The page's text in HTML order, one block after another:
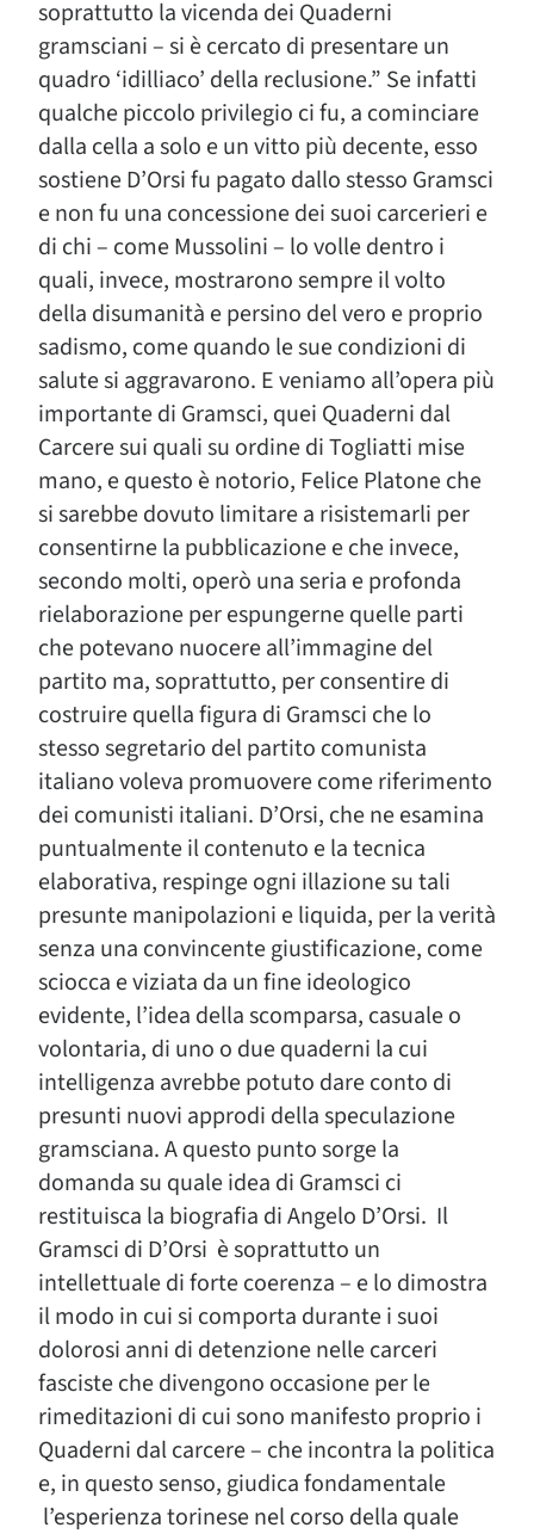
soprattutto la vicenda dei Quaderni
gramsciani – si è cercato di presentare un
quadro ‘idilliaco’ della reclusione.” Se infatti
qualche piccolo privilegio ci fu, a cominciare
dalla cella a solo e un vitto più decente, esso
sostiene D’Orsi fu pagato dallo stesso Gramsci
e non fu una concessione dei suoi carcerieri e
di chi – come Mussolini – lo volle dentro i
quali, invece, mostrarono sempre il volto
della disumanità e persino del vero e proprio
sadismo, come quando le sue condizioni di
salute si aggravarono. E veniamo all’opera più
importante di Gramsci, quei Quaderni dal
Carcere sui quali su ordine di Togliatti mise
mano, e questo è notorio, Felice Platone che
si sarebbe dovuto limitare a risistemarli per
consentirne la pubblicazione e che invece,
secondo molti, operò una seria e profonda
rielaborazione per espungerne quelle parti
che potevano nuocere all’immagine del
partito ma, soprattutto, per consentire di
costruire quella figura di Gramsci che lo
stesso segretario del partito comunista
italiano voleva promuovere come riferimento
dei comunisti italiani. D’Orsi, che ne esamina
puntualmente il contenuto e la tecnica
elaborativa, respinge ogni illazione su tali
presunte manipolazioni e liquida, per la verità
senza una convincente giustificazione, come
sciocca e viziata da un fine ideologico
evidente, l’idea della scomparsa, casuale o
volontaria, di uno o due quaderni la cui
intelligenza avrebbe potuto dare conto di
presunti nuovi approdi della speculazione
gramsciana. A questo punto sorge la
domanda su quale idea di Gramsci ci
restituisca la biografia di Angelo D’Orsi. Il
Gramsci di D’Orsi è soprattutto un
intellettuale di forte coerenza – e lo dimostra
il modo in cui si comporta durante i suoi
dolorosi anni di detenzione nelle carceri
fasciste che divengono occasione per le
rimeditazioni di cui sono manifesto proprio i
Quaderni dal carcere – che incontra la politica
e, in questo senso, giudica fondamentale
l’esperienza torinese nel corso della quale